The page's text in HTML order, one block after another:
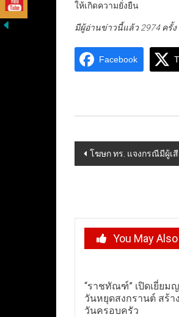
ให้เกิดความยั่งยืน
มีผู้อ่านข่าวนี้แล้ว 2974 ครั้ง
Facebook
Post
โฆษก ทร. แจงกรณีมีผู้เ
You May
“ราชทัณฑ์” เปิดเยี่ยม
วันหยุดสงกรานต์ สร้
วันครอบครัว